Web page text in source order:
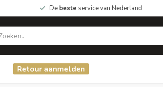
De beste service van Nederland
Retour aanmelden